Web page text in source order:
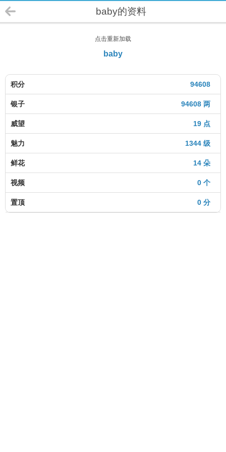
baby的资料
点击重新加载
baby
94608
积分
94608 两
银子
19 点
威望
1344 级
魅力
14 朵
鲜花
0 个
视频
0 分
置顶